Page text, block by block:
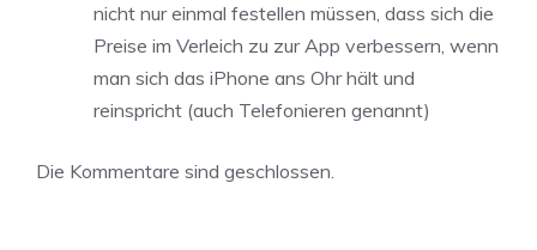
nicht nur einmal festellen müssen, dass sich die
Preise im Verleich zu zur App verbessern, wenn
man sich das iPhone ans Ohr hält und
reinspricht (auch Telefonieren genannt)
Die Kommentare sind geschlossen.